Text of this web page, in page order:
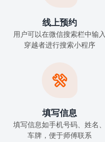
线上预约
用户可以在微信搜索栏中输入
穿越者进行搜索小程序

填写信息
填写信息如手机号码、姓名、
车牌，便于师傅联系